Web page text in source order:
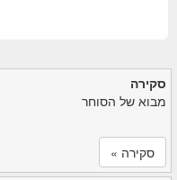
סקירה
מבוא של הסוחר
סקירה »